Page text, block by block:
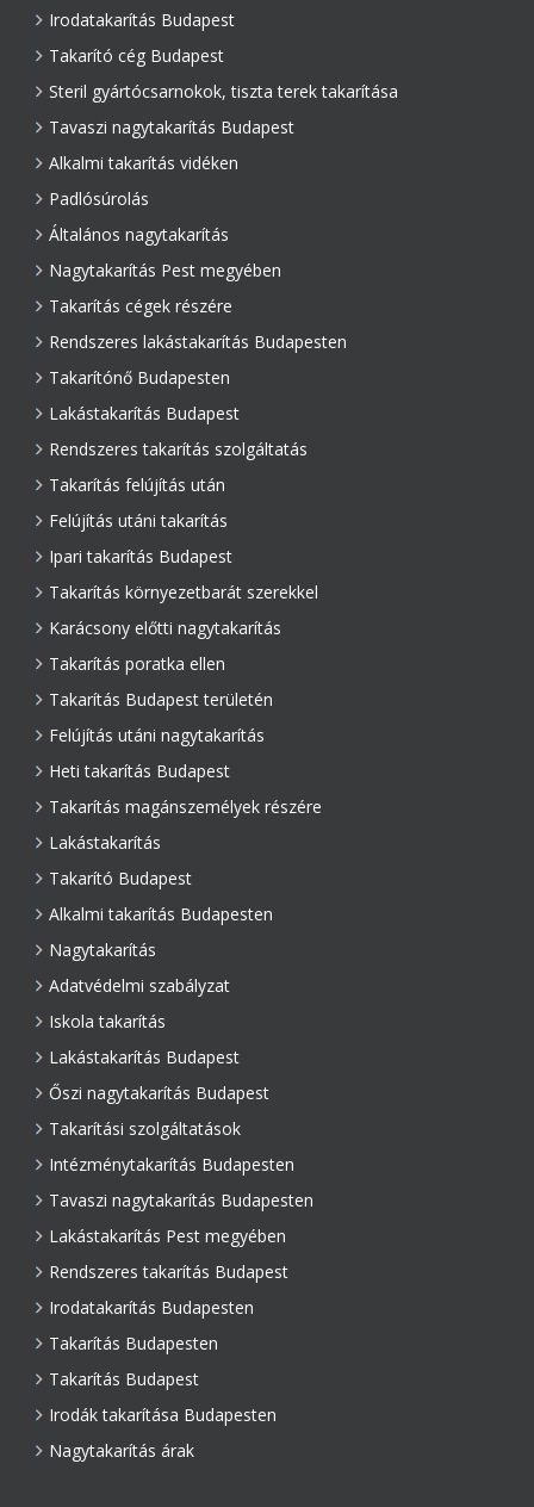
Irodatakarítás Budapest
Takarító cég Budapest
Steril gyártócsarnokok, tiszta terek takarítása
Tavaszi nagytakarítás Budapest
Alkalmi takarítás vidéken
Padlósúrolás
Általános nagytakarítás
Nagytakarítás Pest megyében
Takarítás cégek részére
Rendszeres lakástakarítás Budapesten
Takarítónő Budapesten
Lakástakarítás Budapest
Rendszeres takarítás szolgáltatás
Takarítás felújítás után
Felújítás utáni takarítás
Ipari takarítás Budapest
Takarítás környezetbarát szerekkel
Karácsony előtti nagytakarítás
Takarítás poratka ellen
Takarítás Budapest területén
Felújítás utáni nagytakarítás
Heti takarítás Budapest
Takarítás magánszemélyek részére
Lakástakarítás
Takarító Budapest
Alkalmi takarítás Budapesten
Nagytakarítás
Adatvédelmi szabályzat
Iskola takarítás
Lakástakarítás Budapest
Őszi nagytakarítás Budapest
Takarítási szolgáltatások
Intézménytakarítás Budapesten
Tavaszi nagytakarítás Budapesten
Lakástakarítás Pest megyében
Rendszeres takarítás Budapest
Irodatakarítás Budapesten
Takarítás Budapesten
Takarítás Budapest
Irodák takarítása Budapesten
Nagytakarítás árak